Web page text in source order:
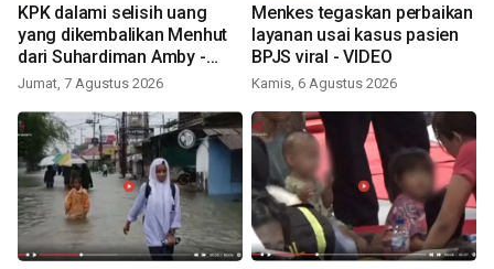
KPK dalami selisih uang
yang dikembalikan Menhut
dari Suhardiman Amby -
VIDEO
Jumat, 7 Agustus 2026
Menkes tegaskan perbaikan
layanan usai kasus pasien
BPJS viral - VIDEO
Kamis, 6 Agustus 2026